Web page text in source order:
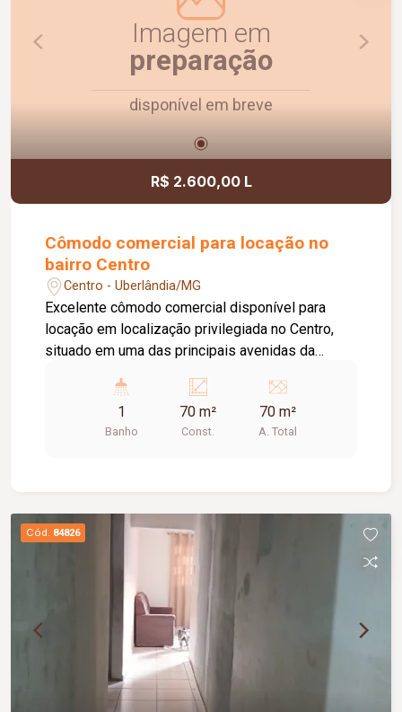
Imagem em
preparação
disponível em breve
R$ 2.600,00 L
Cômodo comercial para locação no
bairro Centro
Centro - Uberlândia/MG
Excelente cômodo comercial disponível para
locação em localização privilegiada no Centro,
situado em uma das principais avenidas da
grande visibilidade e fácil acesso. O imóvel
possui aproximadamente 70 m² de área,
dispondo de 01 banheiro, 01 depósito, 02 portas
1
Banho
70 m²
Const.
70 m²
A. Total
Cód. 84826